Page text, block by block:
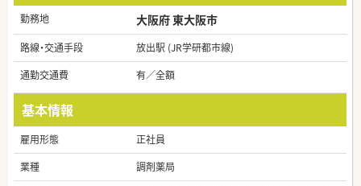
勤務地 大阪府 東大阪市
路線・交通手段
放出駅 (JR学研都市線)
通勤交通費
有／全額
基本情報
雇用形態
正社員
業種
調剤薬局